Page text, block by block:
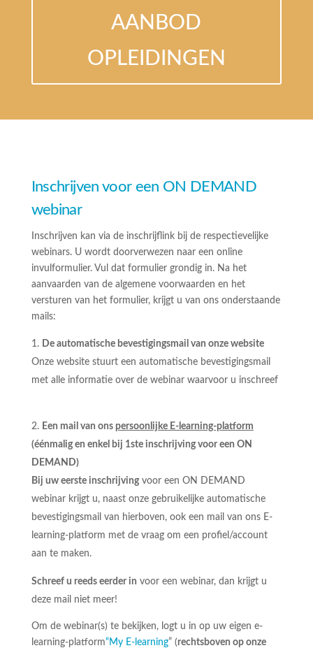
AANBOD
OPLEIDINGEN
Inschrijven voor een ON DEMAND
webinar
Inschrijven kan via de inschrijflink bij de respectievelijke
webinars. U wordt doorverwezen naar een online
invulformulier. Vul dat formulier grondig in. Na het
aanvaarden van de algemene voorwaarden en het
versturen van het formulier, krijgt u van ons onderstaande
mails:
De automatische bevestigingsmail van onze website
Onze website stuurt een automatische bevestigingsmail
met alle informatie over de webinar waarvoor u inschreef
Een mail van ons persoonlijke E-learning-platform
(éénmalig en enkel bij 1ste inschrijving voor een ON
DEMAND)
Bij uw eerste inschrijvingvoor een ON DEMAND
webinar krijgt u, naast onze gebruikelijke automatische
bevestigingsmail van hierboven, ook een mail van ons E-
learning-platform met de vraag om een profiel/account
aan te maken.
Schreef u reeds eerder in voor een webinar, dan krijgt u
deze mail niet meer!
Om de webinar(s) te bekijken, logt u in op uw eigen e-
learning-platform“My E-learning” (rechtsboven op onze